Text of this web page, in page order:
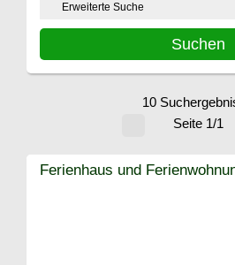
Erweiterte Suche
10
Seite 1/1
Ferienhaus und